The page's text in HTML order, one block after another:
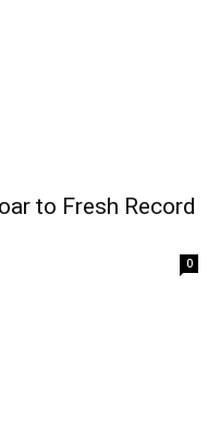
to Fresh Record
0